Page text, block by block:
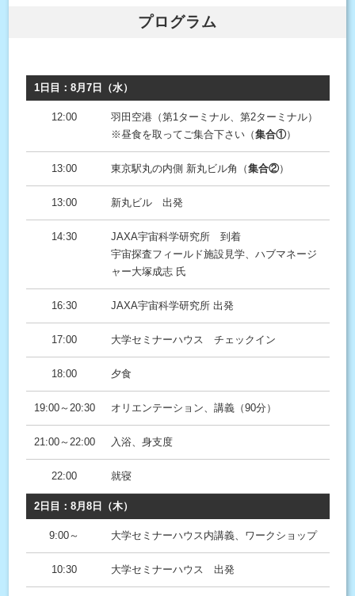
プログラム
1日目：8月7日（水）
12:00
羽田空港（第1ターミナル、第2ターミナル）
※昼食を取ってご集合下さい（集合①）
13:00 東京駅丸の内側 新丸ビル角（集合②）
13:00 新丸ビル 出発
14:30
JAXA宇宙科学研究所 到着
宇宙探査フィールド施設見学、ハブマネージ
ャー大塚成志 氏
16:30 JAXA宇宙科学研究所 出発
17:00 大学セミナーハウス チェックイン
18:00 夕食
19:00～20:30 オリエンテーション、講義（90分）
21:00～22:00 入浴、身支度
22:00 就寝
2日目：8月8日（木）
9:00～ 大学セミナーハウス内講義、ワークショップ
10:30 大学セミナーハウス 出発